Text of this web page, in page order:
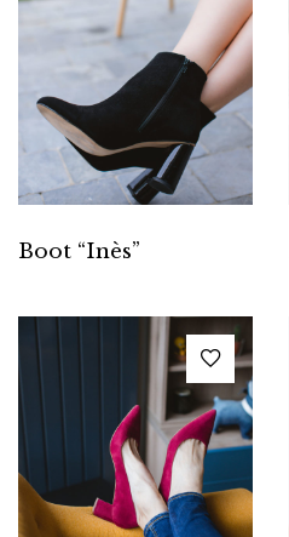
Boot “Inès”